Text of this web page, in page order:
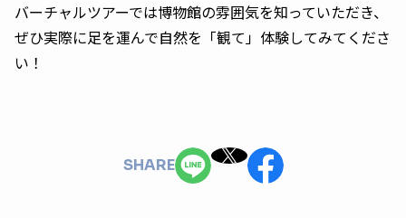
バーチャルツアーでは博物館の雰囲気を知っていただき、
ぜひ実際に足を運んで自然を「観て」体験してみてくださ
い！
SHARE